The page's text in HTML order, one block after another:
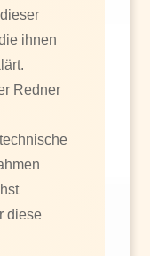
ihnen
Redner
diese